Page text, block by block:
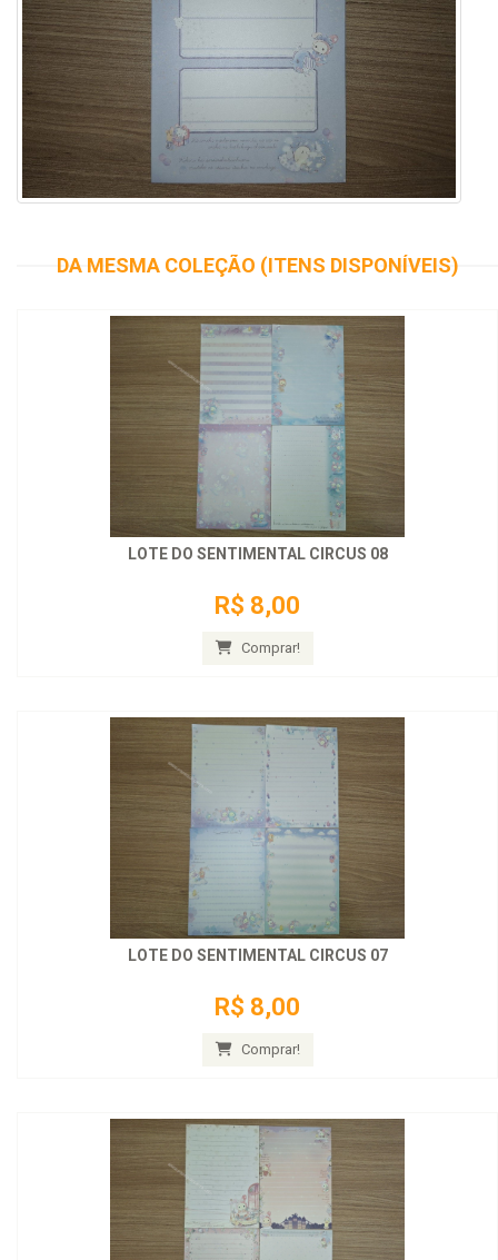
DA MESMA COLEÇÃO (ITENS DISPONÍVEIS)
LOTE DO SENTIMENTAL CIRCUS 08
R$ 8,00
Comprar!
LOTE DO SENTIMENTAL CIRCUS 07
R$ 8,00
Comprar!